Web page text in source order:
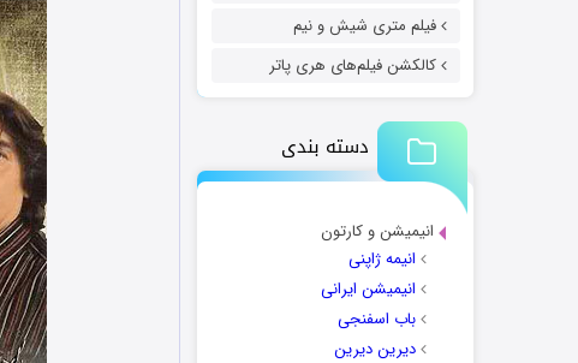
فیلم متری شیش و نیم
کالکشن فیلم‌های هری پاتر
دسته بندی
انیمیشن و کارتون
انیمه ژاپنی
انیمیشن ایرانی
باب اسفنجی
دیرین دیرین